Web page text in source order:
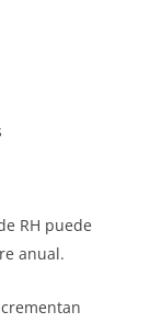
RH puede
anual.